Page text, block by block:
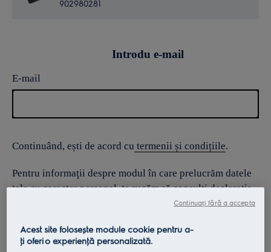
902980281
Introdu e-mail
E-mail
Continuând, ești de acord cu termenii și condițiile.
Pentru informaţii despre modul în care prelucrăm datele
tale cu caracter personal, te rugăm să consulţi declaraţia
Acest site folosește module cookie pentru a-
ţi oferi o experienţă personalizată.
Continuați fără a accepta